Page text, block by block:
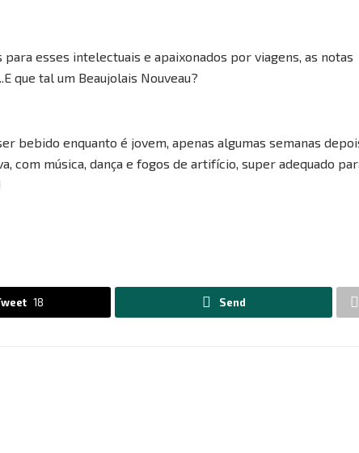
esses intelectuais e apaixonados por viagens, as notas
que tal um Beaujolais Nouveau?
bebido enquanto é jovem, apenas algumas semanas
com música, dança e fogos de artifício, super adequado
18 Send